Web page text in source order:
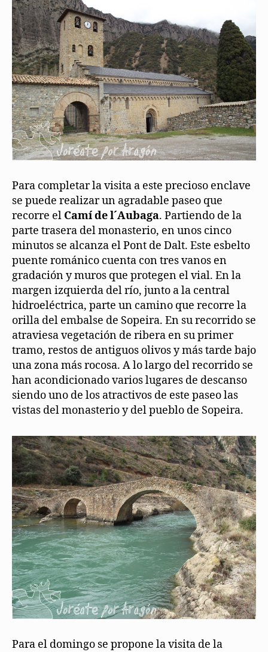
Para completar la visita a este precioso enclave
se puede realizar un agradable paseo que
recorre el Camí de l´Aubaga. Partiendo de la
parte trasera del monasterio, en unos cinco
minutos se alcanza el Pont de Dalt. Este esbelto
puente románico cuenta con tres vanos en
gradación y muros que protegen el vial. En la
margen izquierda del río, junto a la central
hidroeléctrica, parte un camino que recorre la
orilla del embalse de Sopeira. En su recorrido se
atraviesa vegetación de ribera en su primer
tramo, restos de antiguos olivos y más tarde bajo
una zona más rocosa. A lo largo del recorrido se
han acondicionado varios lugares de descanso
siendo uno de los atractivos de este paseo las
vistas del monasterio y del pueblo de Sopeira.
Para el domingo se propone la visita de la